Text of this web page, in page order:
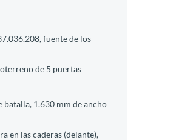
fuente de los
de 5 puertas
batalla, 1.630 mm de ancho
en las caderas (delante),